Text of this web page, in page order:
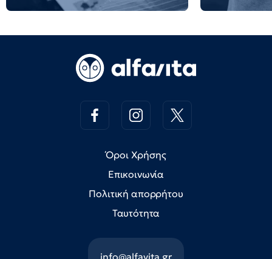
Όροι Χρήσης
Επικοινωνία
Πολιτική απορρήτου
Ταυτότητα